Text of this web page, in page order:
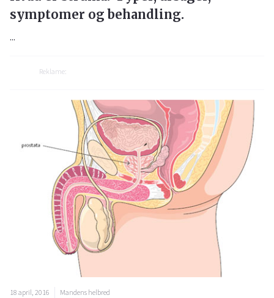
symptomer og behandling.
...
Reklame:
18 april, 2016 Mandens helbred